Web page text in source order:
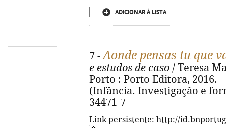
ADICIONAR À LISTA
7 -Aonde pensas tu que
e estudos de caso / Teresa
Porto : Porto Editora, 2016.
(Infância. Investigação e
34471-7
Link persistente: http://